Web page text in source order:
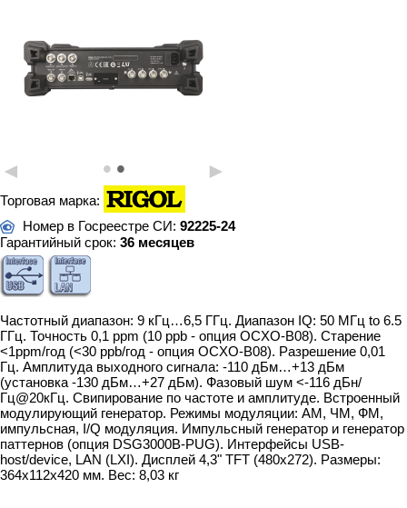
• •
◄ ►
Торговая марка:
Номер в Госреестре СИ: 92225-24
Гарантийный срок: 36 месяцев
Частотный диапазон: 9 кГц…6,5 ГГц. Диапазон IQ: 50 МГц to 6.5
ГГц. Точность 0,1 ppm (10 ppb - опция OCXO-B08). Старение
<1ppm/год (<30 ppb/год - опция OCXO-B08). Разрешение 0,01
Гц. Амплитуда выходного сигнала: -110 дБм…+13 дБм
(установка -130 дБм…+27 дБм). Фазовый шум <-116 дБн/
Гц@20кГц. Свипирование по частоте и амплитуде. Встроенный
модулирующий генератор. Режимы модуляции: АМ, ЧМ, ФМ,
импульсная, I/Q модуляция. Импульсный генератор и генератор
паттернов (опция DSG3000B-PUG). Интерфейсы USB-
host/device, LAN (LXI). Дисплей 4,3" TFT (480x272). Размеры:
364х112х420 мм. Вес: 8,03 кг